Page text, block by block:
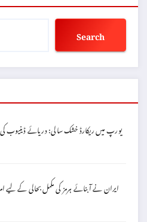
Search
یورپ میں ریکارڈ خشک سالی: دریائے